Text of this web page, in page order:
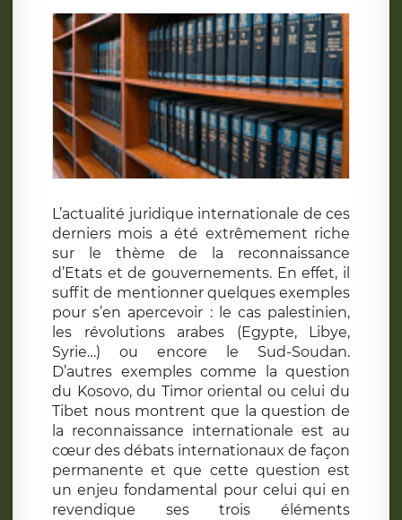
L’actualité juridique internationale de ces
derniers mois a été extrêmement riche
sur le thème de la reconnaissance
d’Etats et de gouvernements. En effet, il
suffit de mentionner quelques exemples
pour s’en apercevoir : le cas palestinien,
les révolutions arabes (Egypte, Libye,
Syrie…) ou encore le Sud-Soudan.
D’autres exemples comme la question
du Kosovo, du Timor oriental ou celui du
Tibet nous montrent que la question de
la reconnaissance internationale est au
cœur des débats internationaux de façon
permanente et que cette question est
un enjeu fondamental pour celui qui en
revendique ses trois éléments